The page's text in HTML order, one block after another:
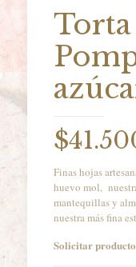
Torta
$
Finas hojas
huevo mol,
mantequillas y
nuestra más fina
Solicitar